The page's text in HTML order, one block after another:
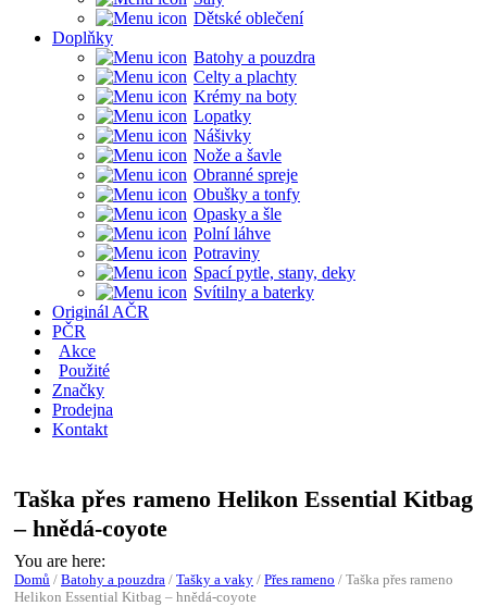
Dětské oblečení
Doplňky
Batohy a pouzdra
Celty a plachty
Krémy na boty
Lopatky
Nášivky
Nože a šavle
Obranné spreje
Obušky a tonfy
Opasky a šle
Polní láhve
Potraviny
Spací pytle, stany, deky
Svítilny a baterky
Originál AČR
PČR
Akce
Použité
Značky
Prodejna
Kontakt
Taška přes rameno Helikon Essential Kitbag
– hnědá-coyote
You are here:
Domů / Batohy a pouzdra / Tašky a vaky / Přes rameno / Taška přes rameno
Helikon Essential Kitbag – hnědá-coyote